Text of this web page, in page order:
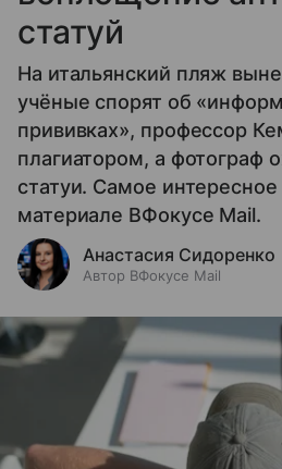
статуй
На итальянский пляж
учёные спорят об
прививках», профессор
плагиатором, а фотограф
статуи. Самое
материале ВФокусе Mail.
Анастасия Сидоренко
Автор ВФокусе Mail